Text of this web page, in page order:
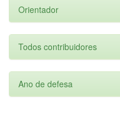
Orientador
Todos contribuidores
Ano de defesa